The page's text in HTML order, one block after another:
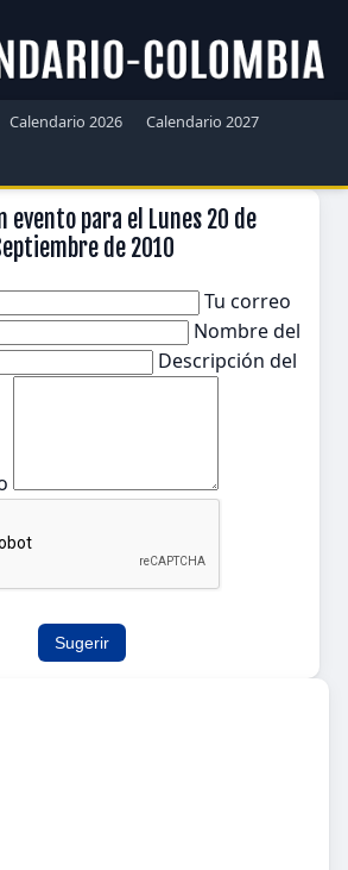
Calendario 2026
Calendario 2027
evento para el Lunes 20 de
de 2010
Tu correo
Nombre del
Descripción del
Sugerir